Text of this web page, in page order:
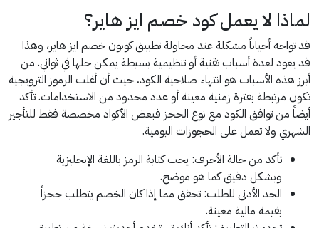
لماذا لا يعمل كود خصم ايز هاير؟
قد تواجه أحياناً مشكلة عند محاولة تطبيق كوبون خصم ايز هاير، وهذا
قد يعود لعدة أسباب تقنية أو تنظيمية بسيطة يمكن حلها في ثواني. من
أبرز هذه الأسباب هو انتهاء صلاحية الكود، حيث أن أغلب الرموز الترويجية
تكون مرتبطة بفترة زمنية معينة أو عدد محدود من الاستخدامات. تأكد
أيضاً من توافق الكود مع نوع الحجز فبعض الأكواد مخصصة فقط للتأجير
الشهري ولا تعمل على الحجوزات اليومية.
تأكد من حالة الأحرف: يجب كتابة الرمز باللغة الإنجليزية
وبشكل دقيق كما هو موضح.
الحد الأدنى للطلب: تحقق مما إذا كان الخصم يتطلب حجزاً
بقيمة مالية معينة.